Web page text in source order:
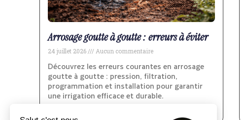
Arrosage goutte à goutte : erreurs à éviter
24 juillet 2026 Aucun commentaire
Découvrez les erreurs courantes en arrosage
goutte à goutte : pression, filtration,
programmation et installation pour garantir
une irrigation efficace et durable.